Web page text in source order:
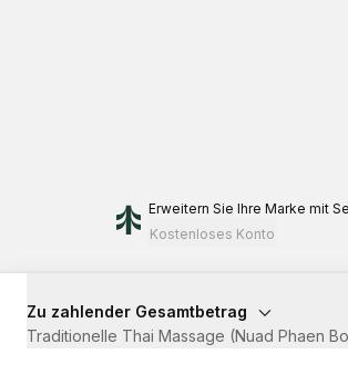
Erweitern Sie Ihre Marke mit
Kostenloses Konto
Zu zahlender Gesamtbetrag
Traditionelle Thai Massage (Nuad Phaen